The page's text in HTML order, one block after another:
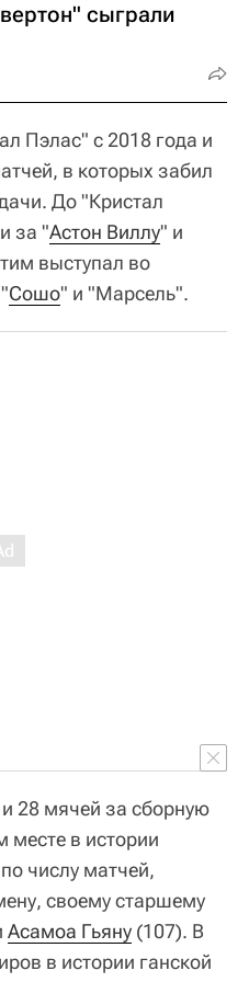
сыграли
Пэлас" с 2018 года и
в которых забил
До "Кристал
за "Астон Виллу" и
выступал во
Сошо" и "Марсель".
28 мячей за сборную
месте в истории
числу матчей,
своему старшему
Асамоа Гьяну (107). В
в истории ганской